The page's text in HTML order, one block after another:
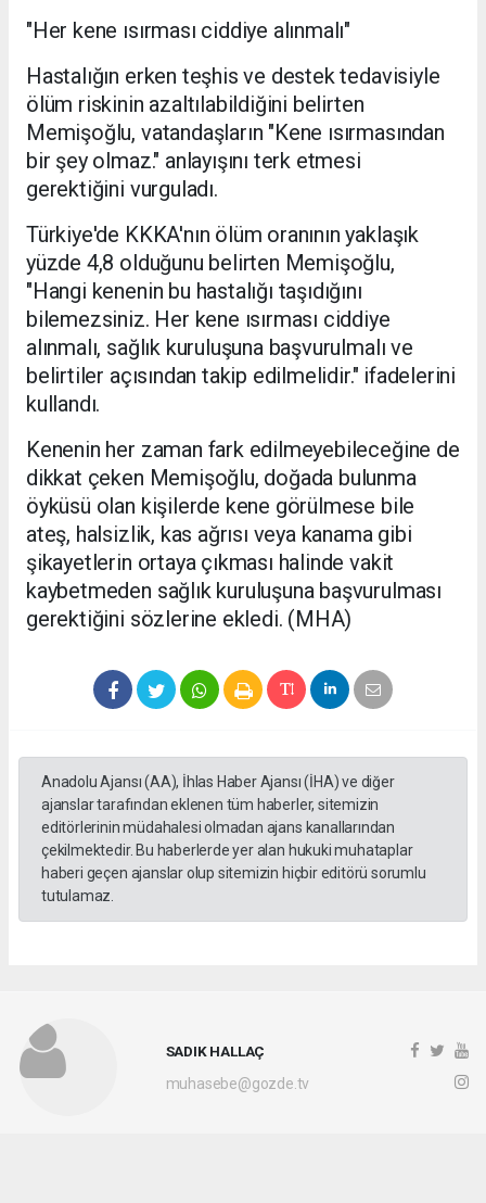
"Her kene ısırması ciddiye alınmalı"
Hastalığın erken teşhis ve destek tedavisiyle
ölüm riskinin azaltılabildiğini belirten
Memişoğlu, vatandaşların "Kene ısırmasından
bir şey olmaz." anlayışını terk etmesi
gerektiğini vurguladı.
Türkiye'de KKKA'nın ölüm oranının yaklaşık
yüzde 4,8 olduğunu belirten Memişoğlu,
"Hangi kenenin bu hastalığı taşıdığını
bilemezsiniz. Her kene ısırması ciddiye
alınmalı, sağlık kuruluşuna başvurulmalı ve
belirtiler açısından takip edilmelidir." ifadelerini
kullandı.
Kenenin her zaman fark edilmeyebileceğine de
dikkat çeken Memişoğlu, doğada bulunma
öyküsü olan kişilerde kene görülmese bile
ateş, halsizlik, kas ağrısı veya kanama gibi
şikayetlerin ortaya çıkması halinde vakit
kaybetmeden sağlık kuruluşuna başvurulması
gerektiğini sözlerine ekledi. (MHA)
Anadolu Ajansı (AA), İhlas Haber Ajansı (İHA) ve diğer
ajanslar tarafından eklenen tüm haberler, sitemizin
editörlerinin müdahalesi olmadan ajans kanallarından
çekilmektedir. Bu haberlerde yer alan hukuki muhataplar
haberi geçen ajanslar olup sitemizin hiçbir editörü sorumlu
tutulamaz.
SADIK HALLAÇ
muhasebe@gozde.tv